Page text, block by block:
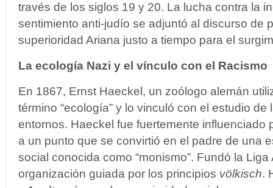
través de los siglos 19 y 20. La lucha contra la
sentimiento anti-judío se adjuntó al discurso de
superioridad Ariana justo a tiempo para el
La ecología Nazi y el vínculo con el Racismo
En 1867, Ernst Haeckel, un zoólogo alemán
término “ecología” y lo vinculó con el estudio de
entornos. Haeckel fue fuertemente influenciado
a un punto que se convirtió en el padre de una
social conocida como “monismo”. Fundó la
organización guiada por los principios völkisch.